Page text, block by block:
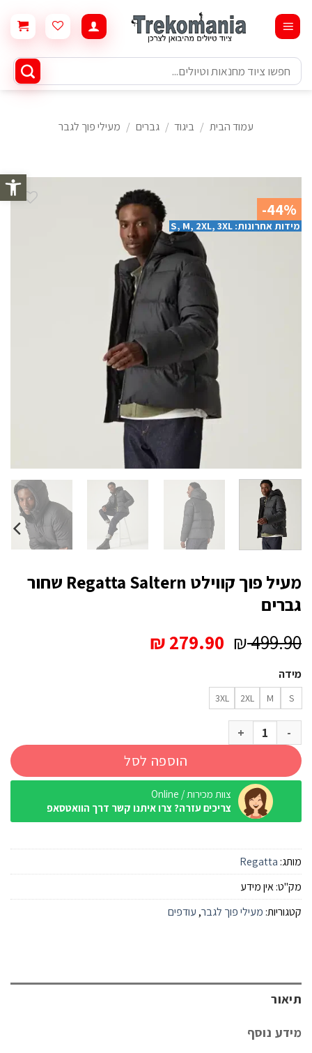
פתח
content
חיפוש
עבור:
עמוד הבית / ביגוד / גברים / מעילי פוך לגבר
-44%
מידות אחרונות: S, M, 2XL, 3XL
מעיל פוך קווילט Regatta Saltern שחור
גברים
₪499.90 המחיר
₪ 499.90.
₪279.90
מידה
S
M
2XL
3XL
כמות של מעיל פוך קווילט Regatta Saltern שחור גברים
הוספה לסל
צוות מכירות / Online
צריכים עזרה? צרו איתנו קשר דרך הוואטסאפ
מותג: Regatta
מק"ט:אין מידע
קטגוריות: מעילי פוך לגבר, עודפים
תיאור
מידע נוסף